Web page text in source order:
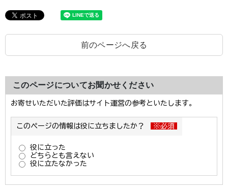
前のページへ戻る
このページについてお聞かせください